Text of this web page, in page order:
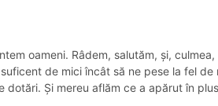
oameni. Râdem, salutăm, și,
de mici încât să ne pese la fel
Și mereu aflăm ce a apărut în